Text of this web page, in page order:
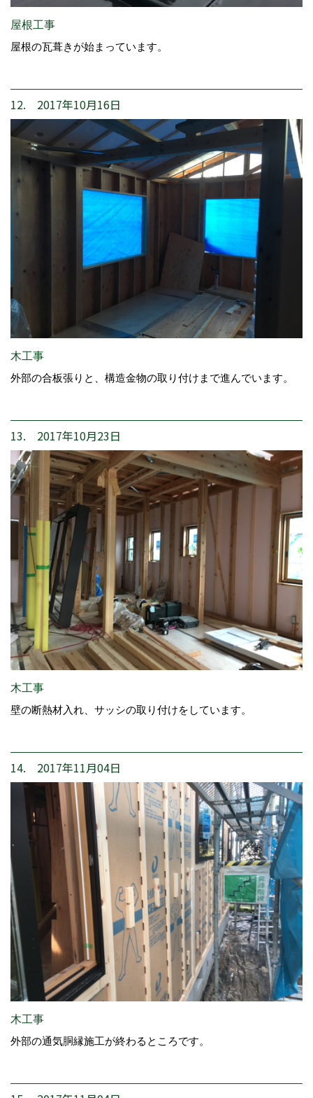
屋根工事
屋根の瓦葺きが始まっています。
12. 2017年10月16日
木工事
外部の合板張りと、構造金物の取り付けまで進んでいます。
13. 2017年10月23日
木工事
壁の断熱材入れ、サッシの取り付けをしています。
14. 2017年11月04日
木工事
外部の通気胴縁施工が終わるところです。